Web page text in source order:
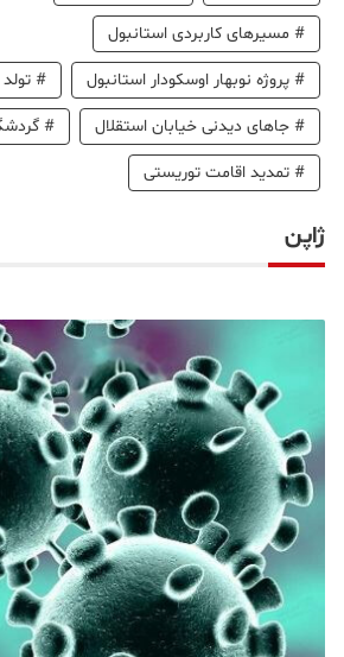
قبرس
# مسیرهای کاربردی استانبول
# پروژه نوبهار اوسکودار استانبول #
# جاهای دیدنی خیابان استقلال #
# تمدید اقامت توریستی
ژاپن